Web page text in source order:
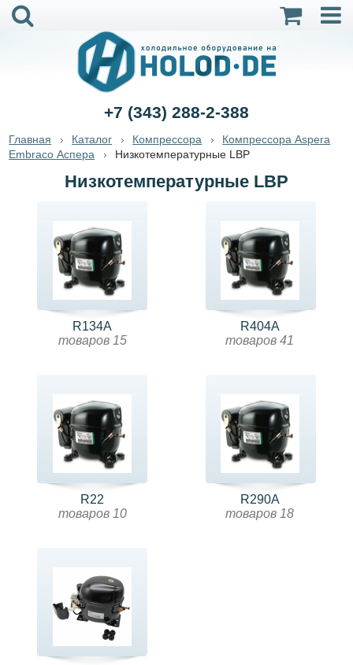
+7 (343) 288-2-388
Главная Каталог Компрессора
Компрессора Aspera
Embraco Аспера
Низкотемпературные LBP
Низкотемпературные LBP
R134A
товаров 15
R404A
товаров 41
R22
товаров 10
R290A
товаров 18